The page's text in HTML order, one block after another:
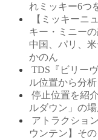
れミッキー6つ
【ミッキーニ
キー・ミニー
中国、パリ、
かのん
TDS『ビリー
ル位置から分
停止位置を紹
ルダウン」の
アトラクショ
ウンテン】その